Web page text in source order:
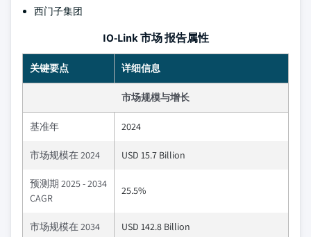
西门子集团
IO-Link 市场 报告属性
关键要点 详细信息
市场规模与增长
基准年 2024
市场规模在 2024 USD 15.7 Billion
预测期 2025 - 2034
CAGR
25.5%
市场规模在 2034 USD 142.8 Billion